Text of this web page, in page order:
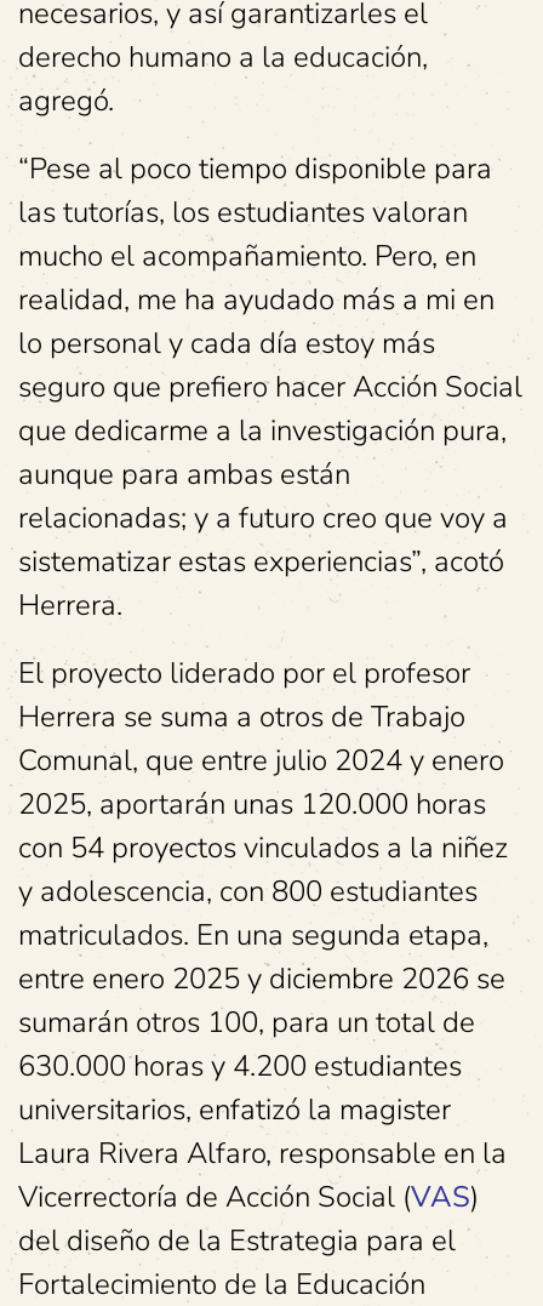
necesarios, y así garantizarles el
derecho humano a la educación,
agregó.
“Pese al poco tiempo disponible para
las tutorías, los estudiantes valoran
mucho el acompañamiento. Pero, en
realidad, me ha ayudado más a mi en
lo personal y cada día estoy más
seguro que prefiero hacer Acción Social
que dedicarme a la investigación pura,
aunque para ambas están
relacionadas; y a futuro creo que voy a
sistematizar estas experiencias”, acotó
Herrera.
El proyecto liderado por el profesor
Herrera se suma a otros de Trabajo
Comunal, que entre julio 2024 y enero
2025, aportarán unas 120.000 horas
con 54 proyectos vinculados a la niñez
y adolescencia, con 800 estudiantes
matriculados. En una segunda etapa,
entre enero 2025 y diciembre 2026 se
sumarán otros 100, para un total de
630.000 horas y 4.200 estudiantes
universitarios, enfatizó la magister
Laura Rivera Alfaro, responsable en la
Vicerrectoría de Acción Social (VAS)
del diseño de la Estrategia para el
Fortalecimiento de la Educación